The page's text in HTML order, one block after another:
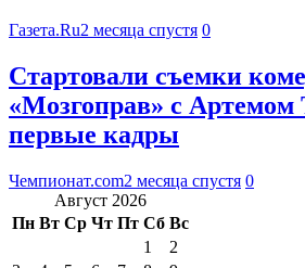
Газета.Ru2 месяца спустя 0
Стартовали съемки
«Мозгоправ» с
первые кадры
Чемпионат.com2 месяца спустя 0
Август 2026
Пн Вт Ср Чт Пт Сб Вс
1
2